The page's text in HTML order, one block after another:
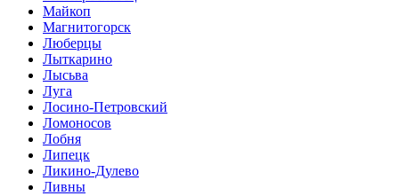
Майкоп
Магнитогорск
Люберцы
Лыткарино
Лысьва
Луга
Лосино-Петровский
Ломоносов
Лобня
Липецк
Ликино-Дулево
Ливны